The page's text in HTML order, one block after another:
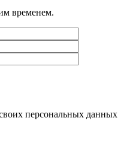
временем.
персональных данных